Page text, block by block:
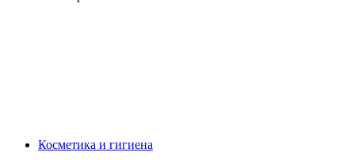
Косметика и гигиена